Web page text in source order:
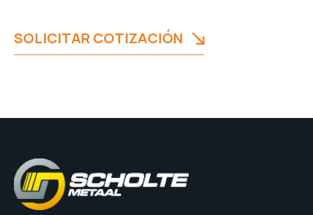
SOLICITAR COTIZACIÓN